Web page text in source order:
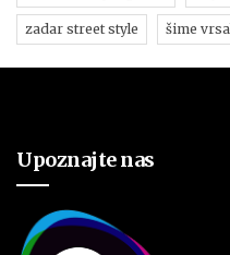
zadar street style šime
Upoznajte nas